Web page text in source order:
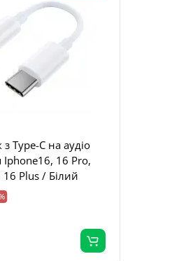
Type-C на аудіо
16 Pro,
16 Plus / Білий